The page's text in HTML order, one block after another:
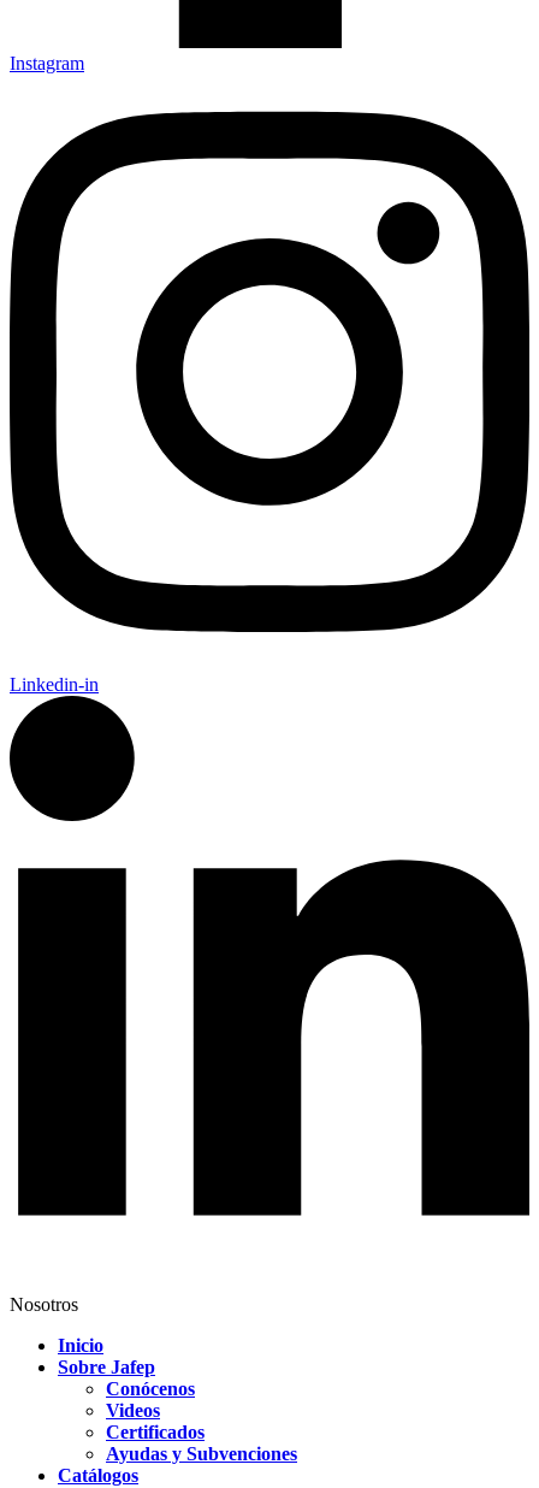
Instagram
Linkedin-in
Nosotros
Inicio
Sobre Jafep
Conócenos
Videos
Certificados
Ayudas y Subvenciones
Catálogos